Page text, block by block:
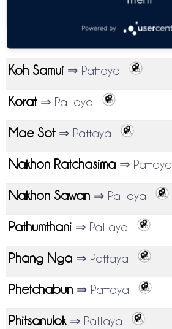
Koh Samui ⇒ Pattaya
Korat ⇒ Pattaya
Mae Sot ⇒ Pattaya
Nakhon Ratchasima ⇒ Pattaya
Nakhon Sawan ⇒ Pattaya
Pathumthani ⇒ Pattaya
Phang Nga ⇒ Pattaya
Phetchabun ⇒ Pattaya
Phitsanulok ⇒ Pattaya
Powered by